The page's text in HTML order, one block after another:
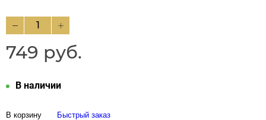
749 руб.
В наличии
В корзину Быстрый заказ